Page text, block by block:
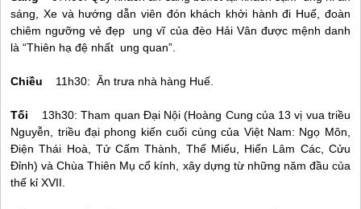
sáng, Xe và hướng dẫn viên đón khách khởi hành đi Huế , đoàn
chiêm ngưỡng vẻ đẹp ung vĩ của đèo Hải Vân được mệnh danh
là “Thiên hạ đệ nhất ung quan”.
Chiều 11h30: Ăn trưa nhà hàng Huế
Tối 13h30: Tham quan Đại Nội (Hoàng Cung của 13 vị vua triều
Nguyễn, triều đại phong kiến cuối cùng của Việt Nam: Ngọ Môn,
Điện Thái Hoà, Tử Cấm Thành, Thế Miếu, Hiển Lâm Các, Cửu
Đỉnh) và Chùa Thiên Mụ cổ kính, xây dựng từ những năm đầu của
thế kỉ XVII.